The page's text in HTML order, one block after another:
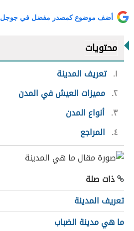
أضف موضوع كمصدر مفضل في جوجل
محتويات
١ تعريف المدينة
٢ مميزات العيش في المدن
٣ أنواع المدن
٤
المراجع
ذات صلة
تعريف المدينة
ما هي مدينة الضباب